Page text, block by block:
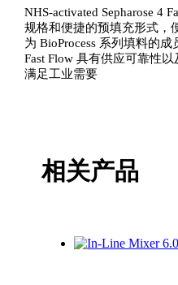
NHS-activated Sepharose 4
规格和便捷的预填充形式，
为 BioProcess 系列填料的成
Fast Flow 具有供应可靠性
满足工业需要
相关产品